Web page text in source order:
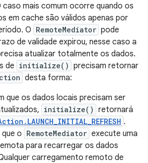
caso mais comum ocorre quando os
em cache são válidos apenas por
O RemoteMediator pode
de validade expirou, nesse caso a
atualizar totalmente os dados.
de initialize() precisam retornar
desta forma:
que os dados locais precisam ser
initialize() retornará
.
o RemoteMediator execute uma
para recarregar os dados
carregamento remoto de